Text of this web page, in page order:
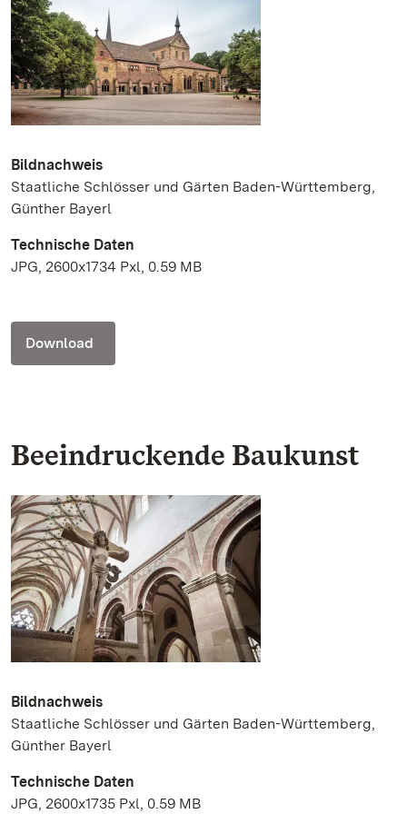
Bildnachweis
Staatliche Schlösser und Gärten Baden-Württemberg,
Günther Bayerl
Technische Daten
JPG, 2600x1734 Pxl, 0.59 MB
Download
Beeindruckende Baukunst
Bildnachweis
Staatliche Schlösser und Gärten Baden-Württemberg,
Günther Bayerl
Technische Daten
JPG, 2600x1735 Pxl, 0.59 MB